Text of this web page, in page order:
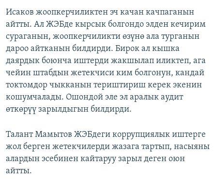
Исаков жоопкерчиликтен эч качан качпаганын
айтты. Ал ЖЭБде кырсык болгондо элден кечирим
сураганын, жоопкерчиликти өзүнө ала турганын
дароо айтканын билдирди. Бирок ал кышка
даярдык боюнча иштерди жакшылап иликтеп, ага
чейин штабдын жетекчиси ким болгонун, кандай
токтомдор чыкканын териштириш керек экенин
кошумчалады. Ошондой эле эл аралык аудит
өткөрүү зарылдыгын билдирди.
Талант Мамытов ЖЭБдеги коррупциялык иштерге
жол берген жетекчилерди жазага тартып, насыяны
алардын эсебинен кайтаруу зарыл деген оюн
айтты.